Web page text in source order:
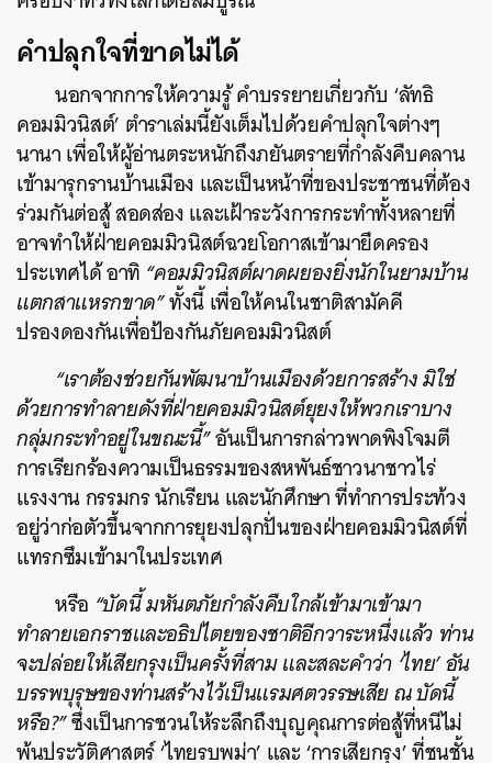
คำปลุกใจที่ขาดไม่ได้
นอกจากการให้ความรู้ คำบรรยายเกี่ยวกับ ‘ลัทธิ
คอมมิวนิสต์’ ตำราเล่มนี้ยังเต็มไปด้วยคำปลุกใจต่างๆ
นานา เพื่อให้ผู้อ่านตระหนักถึงภยันตรายที่กำลังคืบคลาน
เข้ามารุกรานบ้านเมือง และเป็นหน้าที่ของประชาชนที่ต้อง
ร่วมกันต่อสู้ สอดส่อง และเฝ้าระวังการกระทำทั้งหลายที่
อาจทำให้ฝ่ายคอมมิวนิสต์ฉวยโอกาสเข้ามายึดครอง
ประเทศได้ อาทิ “คอมมิวนิสต์ผาดผยองยิ่งนักในยามบ้าน
แตกสาแหรกขาด”ทั้งนี้ เพื่อให้คนในชาติสามัคคี
ปรองดองกันเพื่อป้องกันภัยคอมมิวนิสต์
“เราต้องช่วยกันพัฒนาบ้านเมืองด้วยการสร้าง มิใช่
ด้วยการทำลายดังที่ฝ่ายคอมมิวนิสต์ยุยงให้พวกเราบาง
กลุ่มกระทำอยู่ในขณะนี้”อันเป็นการกล่าวพาดพิงโจมตี
การเรียกร้องความเป็นธรรมของสหพันธ์ชาวนาชาวไร่
แรงงาน กรรมกร นักเรียน และนักศึกษา ที่ทำการประท้วง
อยู่ว่าก่อตัวขึ้นจากการยุยงปลุกปั่นของฝ่ายคอมมิวนิสต์ที่
แทรกซึมเข้ามาในประเทศ
หรือ “บัดนี้ มหันตภัยกำลังคืบใกล้เข้ามาเข้ามา
ทำลายเอกราชและอธิปไตยของชาติอีกวาระหนึ่งแล้ว ท่าน
จะปล่อยให้เสียกรุงเป็นครั้งที่สาม และสละคำว่า ‘ไทย’ อัน
บรรพบุรุษของท่านสร้างไว้เป็นแรมศตวรรษเสีย ณ บัดนี้
หรือ?”ซึ่งเป็นการชวนให้ระลึกถึงบุญคุณการต่อสู้ที่หนีไม่
พ้นประวัติศาสตร์ ‘ไทยรบพม่า’ และ ‘การเสียกรุง’ ที่ชนชั้น
ค้นหา